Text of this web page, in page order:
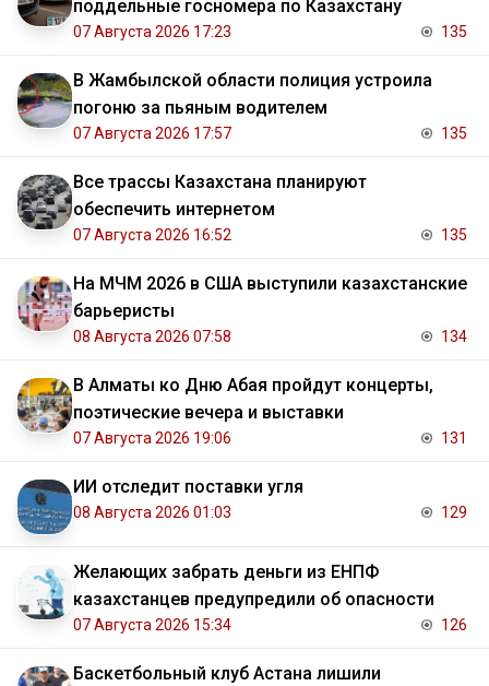
поддельные госномера по Казахстану
07 Августа 2026 17:23 135
В Жамбылской области полиция устроила
погоню за пьяным водителем
07 Августа 2026 17:57 135
Все трассы Казахстана планируют
обеспечить интернетом
07 Августа 2026 16:52 135
На МЧМ 2026 в США выступили казахстанские
барьеристы
08 Августа 2026 07:58 134
В Алматы ко Дню Абая пройдут концерты,
поэтические вечера и выставки
07 Августа 2026 19:06 131
ИИ отследит поставки угля
08 Августа 2026 01:03 129
Желающих забрать деньги из ЕНПФ
казахстанцев предупредили об опасности
07 Августа 2026 15:34 126
Баскетбольный клуб Астана лишили